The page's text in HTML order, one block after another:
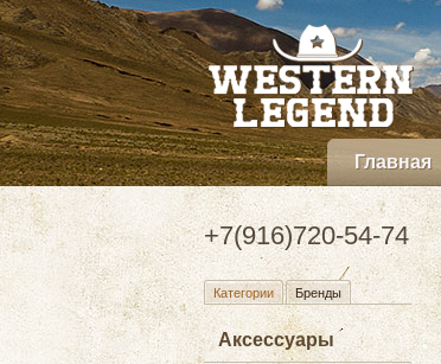
Главная
+7(916)720-54-74
Категории Бренды
Аксессуары